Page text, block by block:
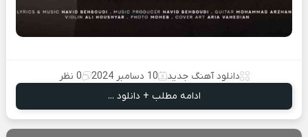
دانلود آهنگ جدید 10 دسامبر 2024
0 نظر
ادامه مطلب + دانلود ...